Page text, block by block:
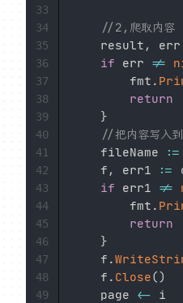
//2,爬取内容（
	result
, err
if err !=
		fmt
.
return
}
//把内容写入
	fileName
:=
	f
, err1 :=
if err1 !=
		fmt
.
return
}
	f
.
	f
. Close()
	page
<-
33
34
35
36
37
38
39
40
41
42
43
44
45
46
47
48
49